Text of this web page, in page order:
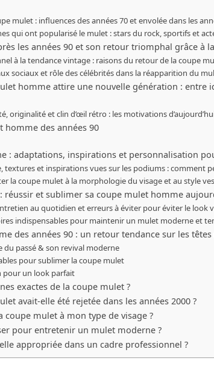
mulet : influences des années 70 et envolée dans les
qui ont popularisé le mulet : stars du rock, sportifs et
les années 90 et son retour triomphal grâce à
à la tendance vintage : raisons du retour de la coupe
sociaux et rôle des célébrités dans la réapparition du
homme attire une nouvelle génération : entre
originalité et clin d’œil rétro : les motivations
homme des années 90
: adaptations, inspirations et personnalisation
textures et inspirations vues sur les podiums : comment
la coupe mulet à la morphologie du visage et au style
réussir et sublimer sa coupe mulet homme
au quotidien et erreurs à éviter pour éviter le look
indispensables pour maintenir un mulet moderne et
des années 90 : un retour tendance sur les
du passé & son revival moderne
pour sublimer la coupe mulet
pour un look parfait
exactes de la coupe mulet ?
avait-elle été rejetée dans les années 2000 ?
coupe mulet à mon type de visage ?
pour entretenir un mulet moderne ?
appropriée dans un cadre professionnel ?